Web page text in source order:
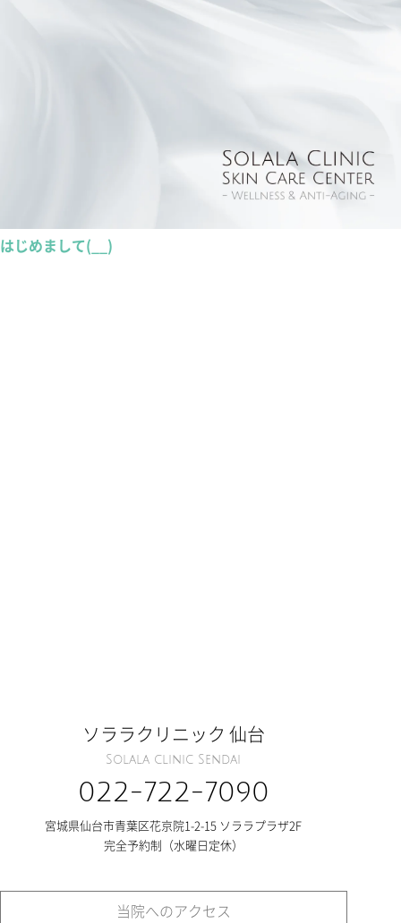
はじめまして(__)
ソララクリニック 仙台
Solala clinic Sendai
022-722-7090
宮城県仙台市青葉区花京院1-2-15 ソララプラザ2F
完全予約制（水曜日定休）
当院へのアクセス